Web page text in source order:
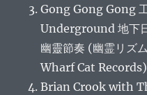
Gong Gong Gong
Underground 地
幽靈節奏 (幽霊リ
Wharf Cat Records)
Brian Crook with